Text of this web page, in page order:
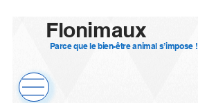
Flonimaux
Parce que le bien-être animal s’impose !